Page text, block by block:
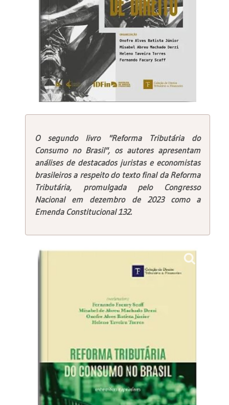
O segundo livro "Reforma Tributária do
Consumo no Brasil", os autores apresentam
análises de destacados juristas e economistas
brasileiros a respeito do texto final da Reforma
Tributária, promulgada pelo Congresso
Nacional em dezembro de 2023 como a
Emenda Constitucional 132.